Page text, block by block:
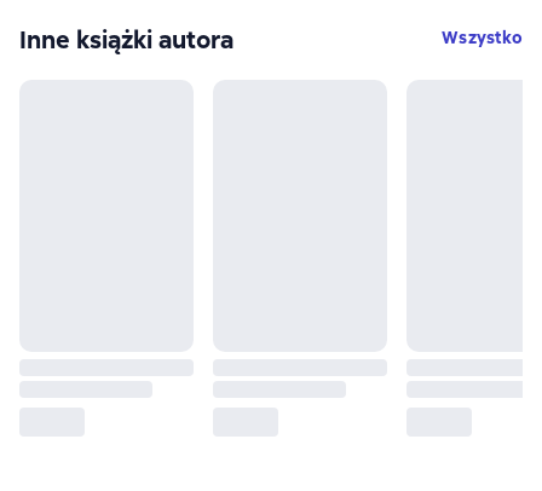
Inne książki autora Wszystko